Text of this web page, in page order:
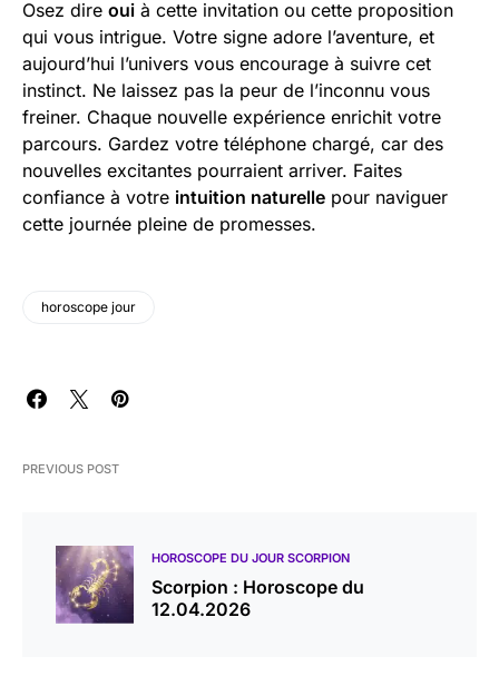
Osez dire oui à cette invitation ou cette proposition
qui vous intrigue. Votre signe adore l’aventure, et
aujourd’hui l’univers vous encourage à suivre cet
instinct. Ne laissez pas la peur de l’inconnu vous
freiner. Chaque nouvelle expérience enrichit votre
parcours. Gardez votre téléphone chargé, car des
nouvelles excitantes pourraient arriver. Faites
confiance à votre intuition naturelle pour naviguer
cette journée pleine de promesses.
horoscope jour
PREVIOUS POST
HOROSCOPE DU JOUR SCORPION
Scorpion : Horoscope du
12.04.2026